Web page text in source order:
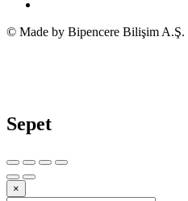
© Made by Bipencere Bilişim A.Ş.
Sepet
×